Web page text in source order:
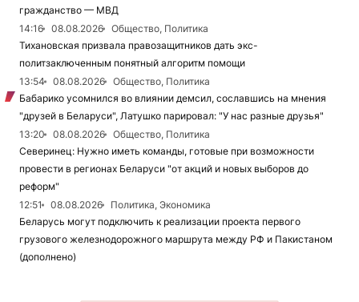
гражданство — МВД
14:16
08.08.2026
Общество, Политика
Тихановская призвала правозащитников дать экс-
политзаключенным понятный алгоритм помощи
13:54
08.08.2026
Общество, Политика
Бабарико усомнился во влиянии демсил, сославшись на мнения
"друзей в Беларуси", Латушко парировал: "У нас разные друзья"
13:20
08.08.2026
Общество, Политика
Северинец: Нужно иметь команды, готовые при возможности
провести в регионах Беларуси "от акций и новых выборов до
реформ"
12:51
08.08.2026
Политика, Экономика
Беларусь могут подключить к реализации проекта первого
грузового железнодорожного маршрута между РФ и Пакистаном
(дополнено)